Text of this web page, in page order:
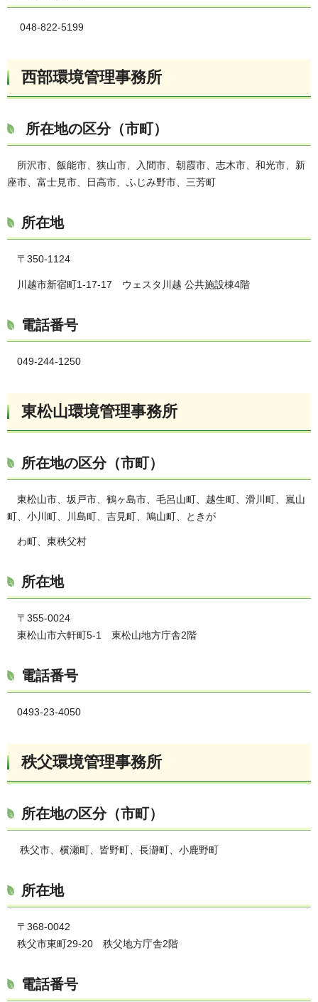
048-822-5199
西部環境管理事務所
所在地の区分（市町）
所沢市、飯能市、狭山市、入間市、朝霞市、志木市、和光市、新
座市、富士見市、日高市、ふじみ野市、三芳町
所在地
〒350-1124
川越市新宿町1-17-17 ウェスタ川越 公共施設棟4階
電話番号
049-244-1250
東松山環境管理事務所
所在地の区分（市町）
東松山市、坂戸市、鶴ヶ島市、毛呂山町、越生町、滑川町、嵐山
町、小川町、川島町、吉見町、鳩山町、ときが
わ町、東秩父村
所在地
〒355-0024
東松山市六軒町5-1 東松山地方庁舎2階
電話番号
0493-23-4050
秩父環境管理事務所
所在地の区分（市町）
秩父市、横瀬町、皆野町、長瀞町、小鹿野町
所在地
〒368-0042
秩父市東町29-20 秩父地方庁舎2階
電話番号